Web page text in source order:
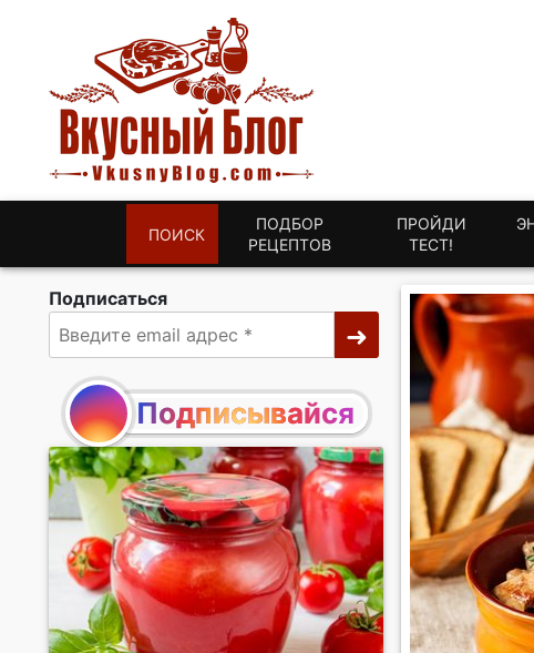
ПОИСК
ПОДБОР
РЕЦЕПТОВ
ПРОЙДИ
ТЕСТ!
Подписаться
Подписывайся